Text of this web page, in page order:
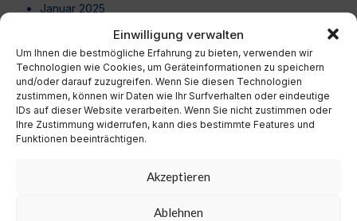
Einwilligung verwalten
Um Ihnen die bestmögliche Erfahrung zu bieten, verwenden wir
Technologien wie Cookies, um Geräteinformationen zu speichern
und/oder darauf zuzugreifen. Wenn Sie diesen Technologien
zustimmen, können wir Daten wie Ihr Surfverhalten oder eindeutige
IDs auf dieser Website verarbeiten. Wenn Sie nicht zustimmen oder
Ihre Zustimmung widerrufen, kann dies bestimmte Features und
Funktionen beeinträchtigen.
Akzeptieren
Ablehnen
Januar 2025
Oktober 2024
September 2024
August 2024
Juli 2024
Juni 2024